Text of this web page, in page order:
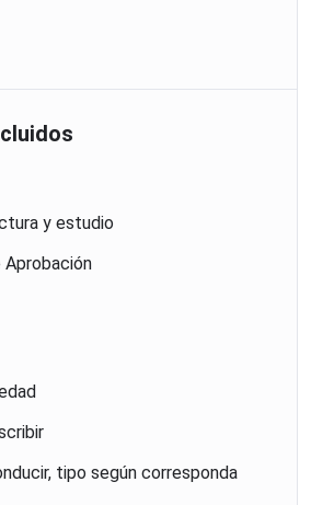
y estudio
tipo según corresponda